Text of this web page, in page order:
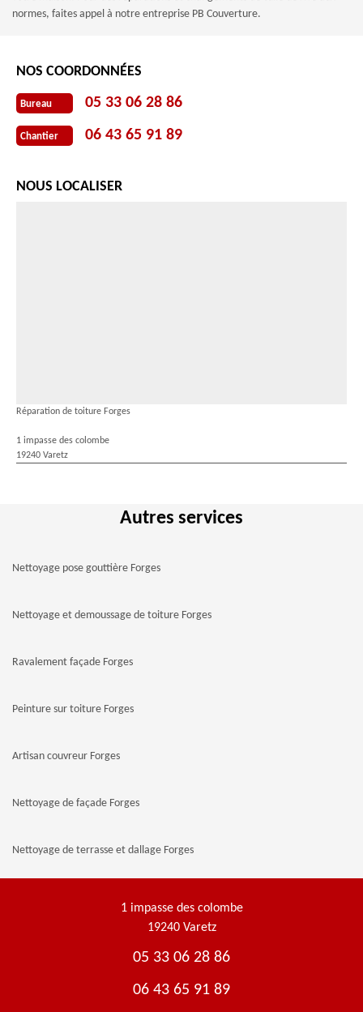
normes, faites appel à notre entreprise PB Couverture.
NOS COORDONNÉES
Bureau 05 33 06 28 86
Chantier 06 43 65 91 89
NOUS LOCALISER
Réparation de toiture Forges
1 impasse des colombe
19240 Varetz
Autres services
Nettoyage pose gouttière Forges
Nettoyage et demoussage de toiture Forges
Ravalement façade Forges
Peinture sur toiture Forges
Artisan couvreur Forges
Nettoyage de façade Forges
Nettoyage de terrasse et dallage Forges
1 impasse des colombe
19240 Varetz
05 33 06 28 86
06 43 65 91 89